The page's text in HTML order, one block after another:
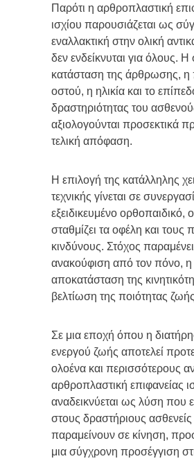
Παρότι η αρθροπλαστική
ισχίου παρουσιάζεται ως
εναλλακτική στην ολική
δεν ενδείκνυται για όλους. Η
κατάσταση της άρθρωσης, η
οστού, η ηλικία και το
δραστηριότητας του
αξιολογούνται προσεκτικά
τελική απόφαση.
Η επιλογή της κατάλληλης
τεχνικής γίνεται σε
εξειδικευμένο ορθοπαιδικό,
σταθμίζει τα οφέλη και τους
κινδύνους. Στόχος
ανακούφιση από τον πόνο, η
αποκατάσταση της
βελτίωση της ποιότητας
Σε μια εποχή όπου η
ενεργού ζωής αποτελεί
ολοένα και περισσότερους
αρθροπλαστική επιφανείας
αναδεικνύεται ως λύση που
στους δραστήριους
παραμείνουν σε κίνηση,
μια σύγχρονη προσέγγιση